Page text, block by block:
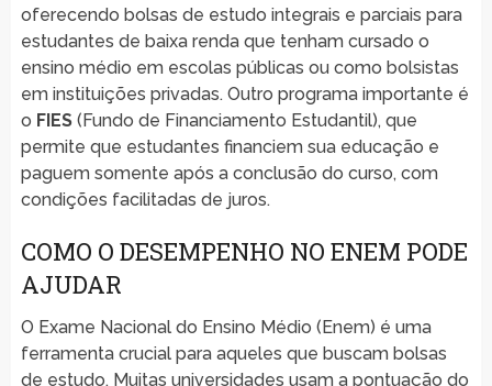
oferecendo bolsas de estudo integrais e parciais para
estudantes de baixa renda que tenham cursado o
ensino médio em escolas públicas ou como bolsistas
em instituições privadas. Outro programa importante é
o FIES(Fundo de Financiamento Estudantil), que
permite que estudantes financiem sua educação e
paguem somente após a conclusão do curso, com
condições facilitadas de juros.
COMO O DESEMPENHO NO ENEM PODE
AJUDAR
O Exame Nacional do Ensino Médio (Enem) é uma
ferramenta crucial para aqueles que buscam bolsas
de estudo. Muitas universidades usam a pontuação do